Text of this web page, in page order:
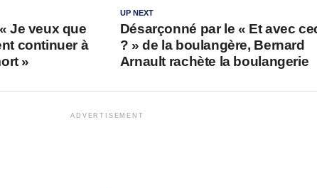
UP NEXT
Désarçonné par le « Et avec
? » de la boulangère, Bernard
Arnault rachète la boulangerie
Je veux que
continuer à
»
ADVERTISEMENT